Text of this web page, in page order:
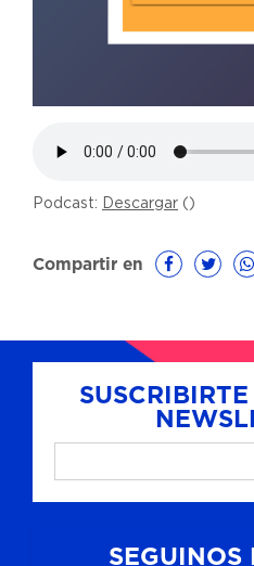
Podcast: Descargar ()
Compartir en
SEGUINOS